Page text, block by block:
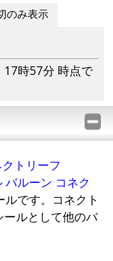
のみ表示
時57分 時点で
クトリーフ
バルーン コネク
ルです。コネクト
ールとして他のバ